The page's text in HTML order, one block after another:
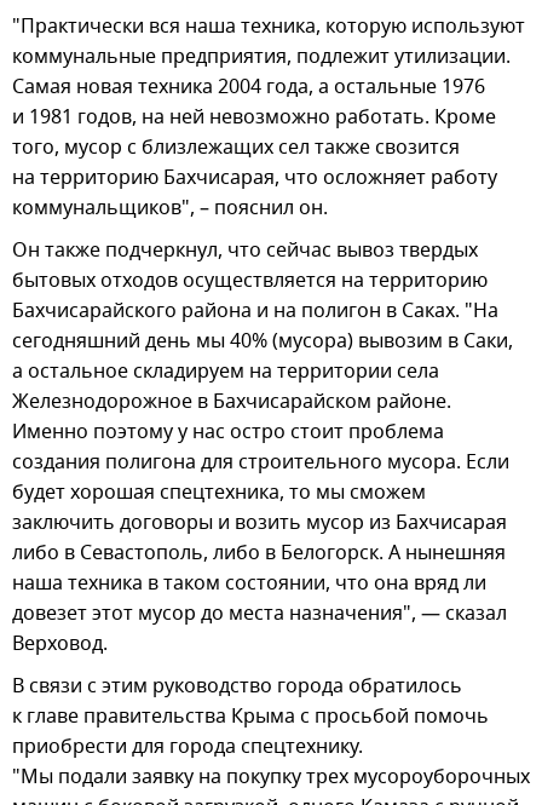
"Практически вся наша техника, которую используют
коммунальные предприятия, подлежит утилизации.
Самая новая техника 2004 года, а остальные 1976
и 1981 годов, на ней невозможно работать. Кроме
того, мусор с близлежащих сел также свозится
на территорию Бахчисарая, что осложняет работу
коммунальщиков", – пояснил он.
Он также подчеркнул, что сейчас вывоз твердых
бытовых отходов осуществляется на территорию
Бахчисарайского района и на полигон в Саках. "На
сегодняшний день мы 40% (мусора) вывозим в Саки,
а остальное складируем на территории села
Железнодорожное в Бахчисарайском районе.
Именно поэтому у нас остро стоит проблема
создания полигона для строительного мусора. Если
будет хорошая спецтехника, то мы сможем
заключить договоры и возить мусор из Бахчисарая
либо в Севастополь, либо в Белогорск. А нынешняя
наша техника в таком состоянии, что она вряд ли
довезет этот мусор до места назначения", — сказал
Верховод.
В связи с этим руководство города обратилось
к главе правительства Крыма с просьбой помочь
приобрести для города спецтехнику.
"Мы подали заявку на покупку трех мусороуборочных